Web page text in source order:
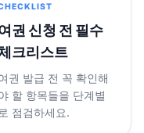
권 신청 전 필수
크리스트
권 발급 전 꼭 확인해
할 항목들을 단계별
로 점검하세요.